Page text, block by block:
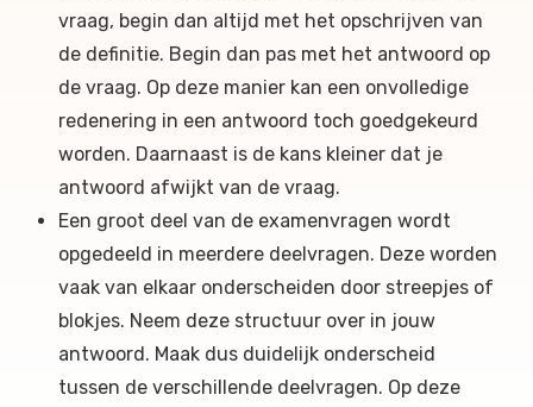
vraag, begin dan altijd met het opschrijven van
de definitie. Begin dan pas met het antwoord op
de vraag. Op deze manier kan een onvolledige
redenering in een antwoord toch goedgekeurd
worden. Daarnaast is de kans kleiner dat je
antwoord afwijkt van de vraag.
Een groot deel van de examenvragen wordt
opgedeeld in meerdere deelvragen. Deze worden
vaak van elkaar onderscheiden door streepjes of
blokjes. Neem deze structuur over in jouw
antwoord. Maak dus duidelijk onderscheid
tussen de verschillende deelvragen. Op deze